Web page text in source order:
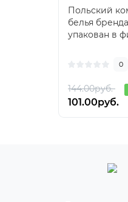
Польский
белья
упакован в
0
144.00руб.
101.00руб.